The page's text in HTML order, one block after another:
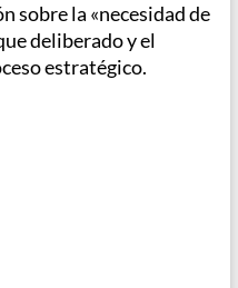
sobre la «necesidad de
deliberado y el
estratégico.